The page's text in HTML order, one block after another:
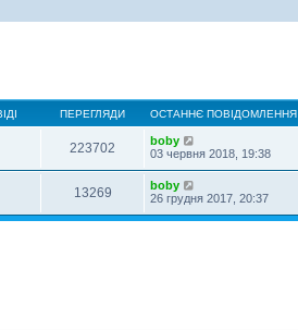
ПЕРЕГЛЯДИ ОСТАННЄ ПОВІДОМЛЕННЯ
223702
boby
03 червня 2018, 19:38
13269
boby
26 грудня 2017, 20:37